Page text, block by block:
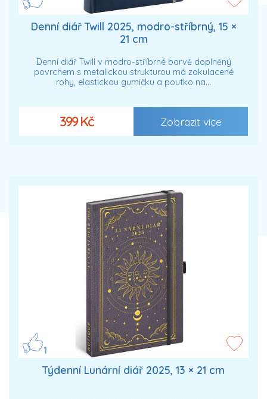
Denní diář Twill 2025, modro-stříbrný, 15 ×
21 cm
Denní diář Twill v modro-stříbrné barvě doplněný
povrchem s metalickou strukturou má zakulacené
rohy, elastickou gumičku a poutko na…
399 Kč Zobrazit více
1
Týdenní Lunární diář 2025, 13 × 21 cm